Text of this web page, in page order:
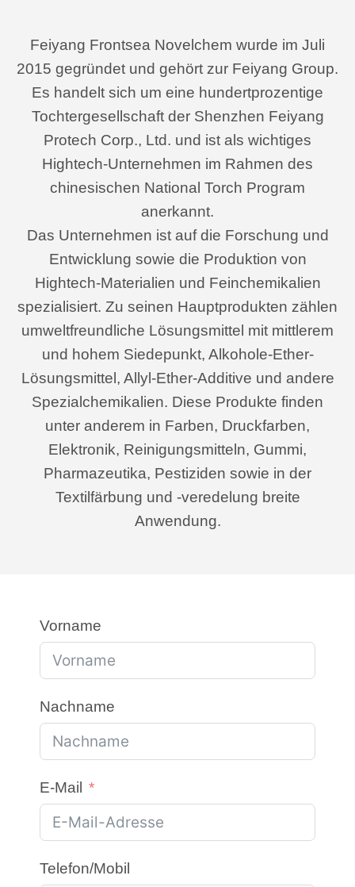
Feiyang Frontsea Novelchem wurde im Juli
2015 gegründet und gehört zur Feiyang Group.
Es handelt sich um eine hundertprozentige
Tochtergesellschaft der Shenzhen Feiyang
Protech Corp., Ltd. und ist als wichtiges
Hightech-Unternehmen im Rahmen des
chinesischen National Torch Program
anerkannt.
Das Unternehmen ist auf die Forschung und
Entwicklung sowie die Produktion von
Hightech-Materialien und Feinchemikalien
spezialisiert. Zu seinen Hauptprodukten zählen
umweltfreundliche Lösungsmittel mit mittlerem
und hohem Siedepunkt, Alkohole-Ether-
Lösungsmittel, Allyl-Ether-Additive und andere
Spezialchemikalien. Diese Produkte finden
unter anderem in Farben, Druckfarben,
Elektronik, Reinigungsmitteln, Gummi,
Pharmazeutika, Pestiziden sowie in der
Textilfärbung und -veredelung breite
Anwendung.
Vorname
Nachname
E-Mail
Telefon/Mobil